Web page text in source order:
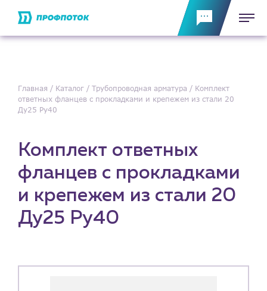
Главная Каталог Трубопроводная арматура
Комплект
ответных фланцев с прокладками и крепежем из стали 20
Ду25 Ру40
Комплект ответных
фланцев с прокладками
и крепежем из стали 20
Ду25 Ру40